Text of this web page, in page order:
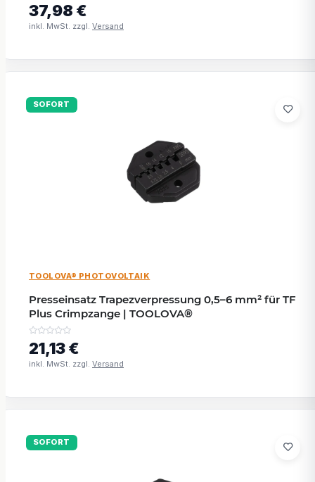
37,98 €
inkl. MwSt. zzgl. Versand
SOFORT
TOOLOVA® PHOTOVOLTAIK
Presseinsatz Trapezverpressung 0,5–6 mm² für TF
Plus Crimpzange | TOOLOVA®
21,13 €
inkl. MwSt. zzgl. Versand
SOFORT